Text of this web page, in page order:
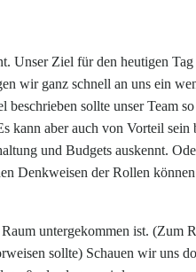
Unser Ziel für den heutigen
wir ganz schnell an uns ein
sollte unser Team
kann aber auch von Vorteil sein
und Budgets auskennt.
Denkweisen der Rollen
untergekommen ist. (Zum
sollte) Schauen wir uns